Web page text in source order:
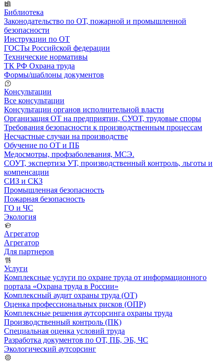
Библиотека
Законодательство по ОТ, пожарной и промышленной
безопасности
Инструкции по ОТ
ГОСТы Российской федерации
Технические нормативы
ТК РФ Охрана труда
Формы/шаблоны документов
Консультации
Все консультации
Консультации органов исполнительной власти
Организация ОТ на предприятии, СУОТ, трудовые споры
Требования безопасности к производственным процессам
Несчастные случаи на производстве
Обучение по ОТ и ПБ
Медосмотры, профзаболевания, МСЭ.
СОУТ, экспертиза УТ, производственный контроль, льготы и
компенсации
СИЗ и СКЗ
Промышленная безопасность
Пожарная безопасность
ГО и ЧС
Экология
Агрегатор
Агрегатор
Для партнеров
Услуги
Комплексные услуги по охране труда от информационного
портала «Охрана труда в России»
Комплексный аудит охраны труда (ОТ)
Оценка профессиональных рисков (ОПР)
Комплексные решения аутсорсинга охраны труда
Производственный контроль (ПК)
Специальная оценка условий труда
Разработка документов по ОТ, ПБ, ЭБ, ЧС
Экологический аутсорсинг